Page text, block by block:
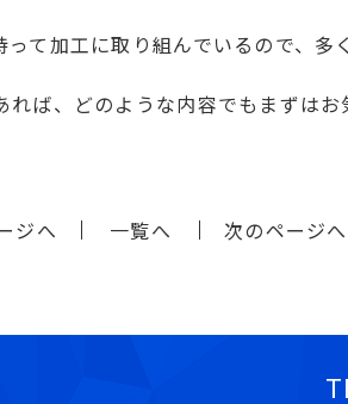
て加工に取り組んでいるので、多
ば、どのような内容でもまずはお
ジへ 一覧へ 次のページへ